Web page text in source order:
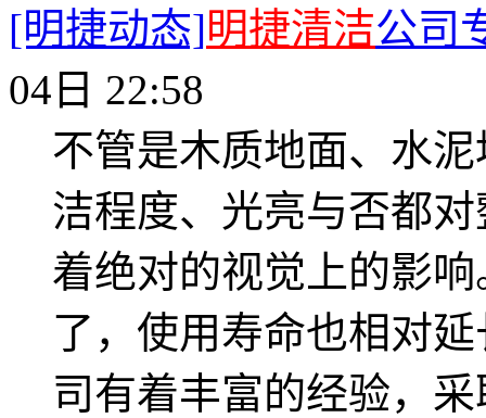
[明捷动态]明捷清洁公司
04日 22:58
不管是木质地面、水
洁程度、光亮与否都
着绝对的视觉上的影
了，使用寿命也相对
司有着丰富的经验，